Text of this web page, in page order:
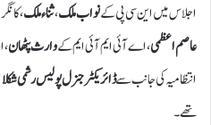
اجلاس میں این سی پی کےنواب ملک،ثناء ملک،
عاصم اعظمی، اے آئی ایم آئی ایم کےوارث پٹھان،
انتظامیہ کی جانب سےڈائریکٹر جنرل پولیس رشمی شکلا
تھے۔